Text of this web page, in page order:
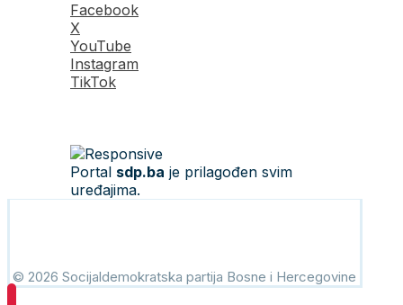
Facebook
X
YouTube
Instagram
TikTok
Portal sdp.ba je prilagođen svim
uređajima.
© 2026 Socijaldemokratska partija Bosne i Hercegovine